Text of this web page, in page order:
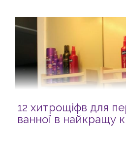
12 хитрощіфв для
ванної в найкращу